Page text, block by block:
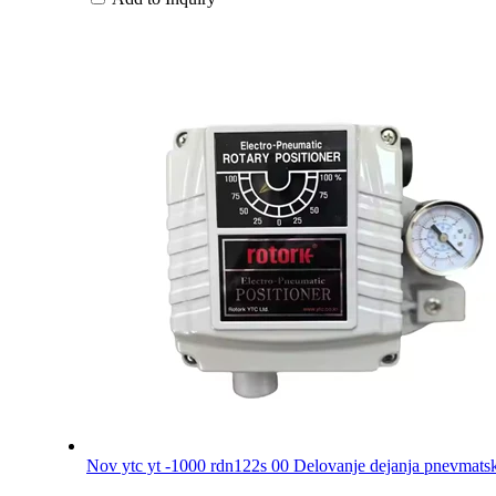
Nov ytc yt -1000 rdn122s 00 Delovanje dejanja